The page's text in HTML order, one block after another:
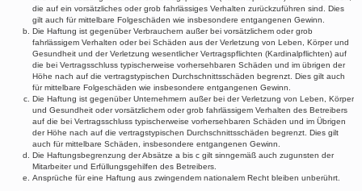
die auf ein vorsätzliches oder grob fahrlässiges Verhalten zurückzuführen sind. Dies
gilt auch für mittelbare Folgeschäden wie insbesondere entgangenen Gewinn.
Die Haftung ist gegenüber Verbrauchern außer bei vorsätzlichem oder grob
fahrlässigem Verhalten oder bei Schäden aus der Verletzung von Leben, Körper und
Gesundheit und der Verletzung wesentlicher Vertragspflichten (Kardinalpflichten) auf
die bei Vertragsschluss typischerweise vorhersehbaren Schäden und im übrigen der
Höhe nach auf die vertragstypischen Durchschnittsschäden begrenzt. Dies gilt auch
für mittelbare Folgeschäden wie insbesondere entgangenen Gewinn.
Die Haftung ist gegenüber Unternehmern außer bei der Verletzung von Leben, Körper
und Gesundheit oder vorsätzlichem oder grob fahrlässigem Verhalten des Betreibers
auf die bei Vertragsschluss typischerweise vorhersehbaren Schäden und im Übrigen
der Höhe nach auf die vertragstypischen Durchschnittsschäden begrenzt. Dies gilt
auch für mittelbare Schäden, insbesondere entgangenen Gewinn.
Die Haftungsbegrenzung der Absätze a bis c gilt sinngemäß auch zugunsten der
Mitarbeiter und Erfüllungsgehilfen des Betreibers.
Ansprüche für eine Haftung aus zwingendem nationalem Recht bleiben unberührt.